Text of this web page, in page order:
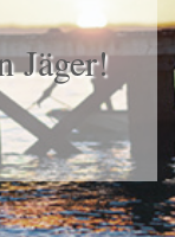
Jäger!